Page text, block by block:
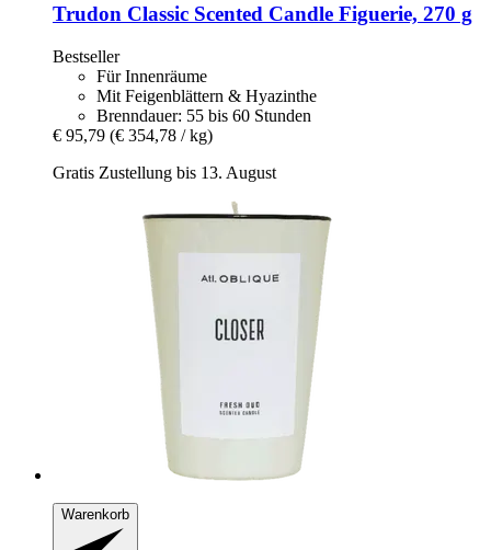
Trudon Classic Scented Candle Figuerie, 270 g
Bestseller
Für Innenräume
Mit Feigenblättern & Hyazinthe
Brenndauer: 55 bis 60 Stunden
€ 95,79 (€ 354,78 / kg)
Gratis Zustellung bis 13. August
Warenkorb